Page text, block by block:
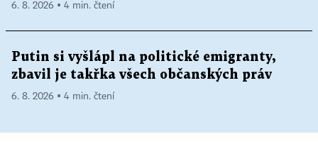
6. 8. 2026 ▪ 4 min. čtení
Putin si vyšlápl na politické emigranty,
zbavil je takřka všech občanských práv
6. 8. 2026 ▪ 4 min. čtení